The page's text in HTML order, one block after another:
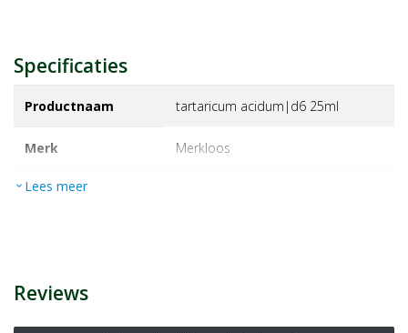
Specificaties
Productnaam tartaricum acidum|d6 25ml
Merk merkloos
EAN
expand_more Lees meer
Reviews